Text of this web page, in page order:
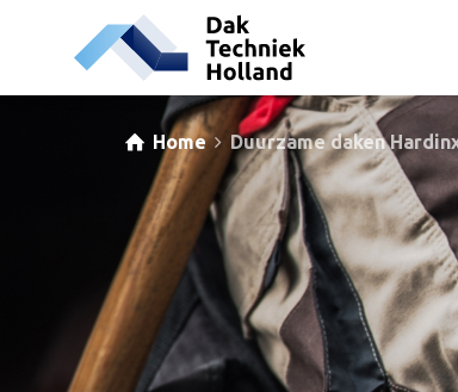
Home Duurzame daken